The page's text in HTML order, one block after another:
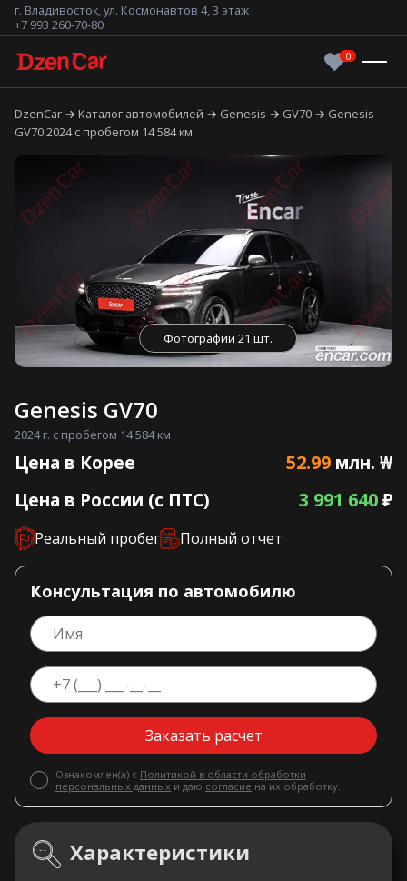
г. Владивосток, ул. Космонавтов 4, 3 этаж
+7 993 260-70-80
DzenCar Каталог автомобилей Genesis GV70
Genesis
GV70 2024 с пробегом 14 584 км
Фотографии 21 шт.
Genesis GV70
2024 г. с пробегом 14 584 км
Цена в Корее 52.99 млн. ₩
Цена в России (с ПТС)
3 991 640₽
Реальный пробег Полный отчет
Консультация по автомобилю
Заказать расчет
Ознакомлен(а) с Политикой в области обработки
персональных данных и даю согласие на их обработку.
Характеристики